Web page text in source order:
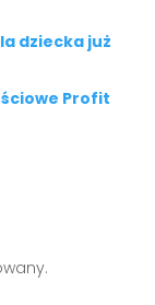
dziecka już
Profit